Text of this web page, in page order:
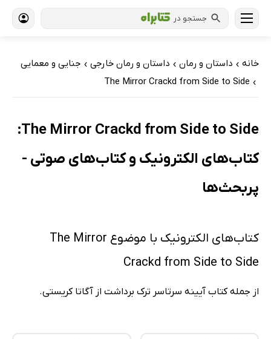
جستجو در
خانه › داستان و رمان › داستان و رمان خارجی › جنایی و معمایی
›
The Mirror Crackd from Side to Side
The Mirror Crackd from Side to Side:
کتاب‌های الکترونیک و کتاب‌های صوتی -
پربحث‌ها
کتاب‌های الکترونیک با موضوع The Mirror
Crackd from Side to Side
از جمله کتاب آیینه سرتاسر ترک برداشت از آگاتا کریستی.